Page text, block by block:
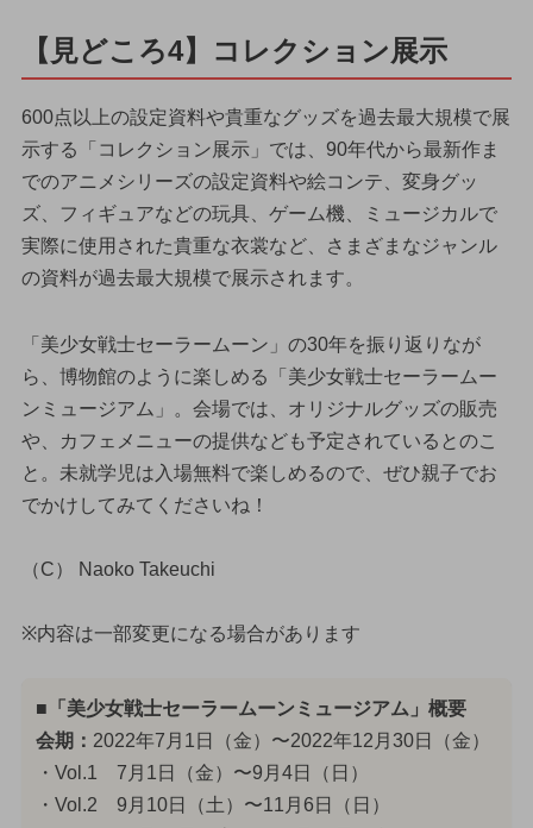
【見どころ4】コレクション展示
600点以上の設定資料や貴重なグッズを過去最大規模で展
示する「コレクション展示」では、90年代から最新作ま
でのアニメシリーズの設定資料や絵コンテ、変身グッ
ズ、フィギュアなどの玩具、ゲーム機、ミュージカルで
実際に使用された貴重な衣裳など、さまざまなジャンル
の資料が過去最大規模で展示されます。
「美少女戦士セーラームーン」の30年を振り返りなが
ら、博物館のように楽しめる「美少女戦士セーラームー
ンミュージアム」。会場では、オリジナルグッズの販売
や、カフェメニューの提供なども予定されているとのこ
と。未就学児は入場無料で楽しめるので、ぜひ親子でお
でかけしてみてくださいね！
（C） Naoko Takeuchi
※内容は一部変更になる場合があります
■「美少女戦士セーラームーンミュージアム」概要
会期： 2022年7月1日（金）〜2022年12月30日（金）
・Vol.1 7月1日（金）〜9月4日（日）
・Vol.2 9月10日（土）〜11月6日（日）